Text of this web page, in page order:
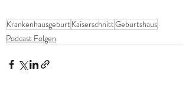
Krankenhausgeburt KaiserschnittGeburtshaus
Podcast Folgen